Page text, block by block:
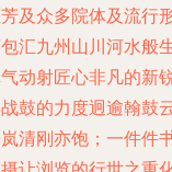
及众多院体及流行
汇九州山川河水般
动射匠心非凡的新
鼓的力度迥逾翰鼓
清刚亦饱；一件件